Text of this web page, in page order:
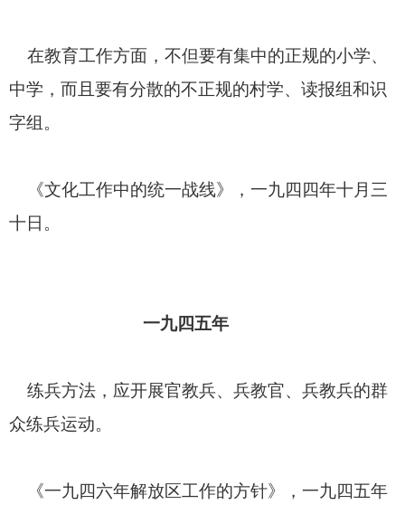
在教育工作方面，不但要有集中的正规的小学、
中学，而且要有分散的不正规的村学、读报组和识
字组。
《文化工作中的统一战线》，一九四四年十月三
十日。
一九四五年
练兵方法，应开展官教兵、兵教官、兵教兵的群
众练兵运动。
《一九四六年解放区工作的方针》，一九四五年